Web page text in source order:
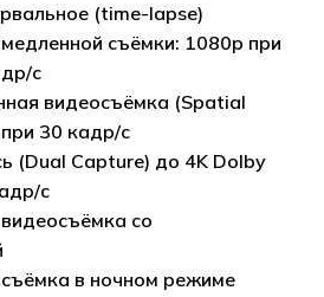
(time-lapse)
съёмки: 1080p при
с
видеосъёмка (Spatial
30 кадр/с
(Dual Capture) до 4K Dolby
с
со
в ночном режиме